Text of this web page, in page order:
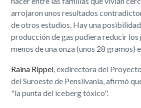
arrojaron unos resultados
de otros estudios. Hay una
producción de gas pudiera reducir los
menos de una onza (unos 28 gramos)
Raina Rippel, exdirectora del
del Suroeste de Pensilvania, afirmó
"la punta del iceberg tóxico".